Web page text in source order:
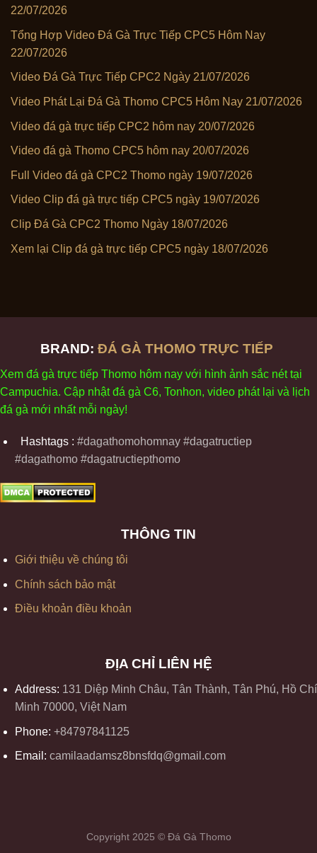
22/07/2026
Tổng Hợp Video Đá Gà Trực Tiếp CPC5 Hôm Nay
22/07/2026
Video Đá Gà Trực Tiếp CPC2 Ngày 21/07/2026
Video Phát Lại Đá Gà Thomo CPC5 Hôm Nay 21/07/2026
Video đá gà trực tiếp CPC2 hôm nay 20/07/2026
Video đá gà Thomo CPC5 hôm nay 20/07/2026
Full Video đá gà CPC2 Thomo ngày 19/07/2026
Video Clip đá gà trực tiếp CPC5 ngày 19/07/2026
Clip Đá Gà CPC2 Thomo Ngày 18/07/2026
Xem lại Clip đá gà trực tiếp CPC5 ngày 18/07/2026
BRAND: ĐÁ GÀ THOMO TRỰC TIẾP
Xem đá gà trực tiếp Thomo hôm nay với hình ảnh sắc néttại
Campuchia. Cập nhậtđá gà C6, Tonhon, video phátl ại và ịch
đá gà mới nhất mỗi ngày!
Hashtags : #dagathomohomnay #dagatructiep
#dagathomo #dagatructiepthomo
THÔNG TIN
Giới thiệu về chúng tôi
Chính sách bảo mật
Điều khoản điều khoản
ĐỊA CHỈ LIÊN HỆ
Address: 131 Diệp Minh Châu, Tân Thành, Tân Phú, Hồ Chí
Minh 70000, Việt Nam
Phone: +84797841125
Email: camilaadamsz8bnsfdq@gmail.com
Copyright 2025 © Đá Gà Thomo